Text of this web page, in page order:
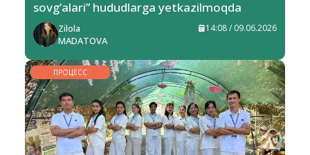
sovg‘alari” hududlarga yetkazilmoqda
Zilola
MADATOVA
14:08 / 09.06.2026
ПРОЦЕСС